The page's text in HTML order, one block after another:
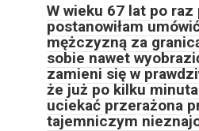
W wieku 67 lat po
postanowiłam
mężczyzną za
sobie nawet
zamieni się w
że już po kilku
uciekać przerażona
tajemniczym